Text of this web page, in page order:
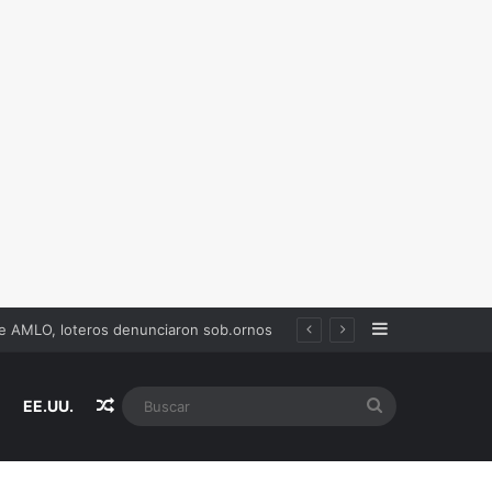
AMLO, loteros denunciaron sob.ornos Sidebar
EE.UU. Random Article